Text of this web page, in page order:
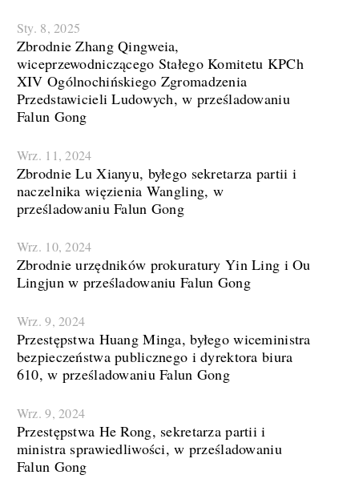
Sty. 8, 2025
Zbrodnie Zhang Qingweia,
wiceprzewodniczącego Stałego Komitetu KPCh
XIV Ogólnochińskiego Zgromadzenia
Przedstawicieli Ludowych, w prześladowaniu
Falun Gong
Wrz. 11, 2024
Zbrodnie Lu Xianyu, byłego sekretarza partii i
naczelnika więzienia Wangling, w
prześladowaniu Falun Gong
Wrz. 10, 2024
Zbrodnie urzędników prokuratury Yin Ling i Ou
Lingjun w prześladowaniu Falun Gong
Wrz. 9, 2024
Przestępstwa Huang Minga, byłego wiceministra
bezpieczeństwa publicznego i dyrektora biura
610, w prześladowaniu Falun Gong
Wrz. 9, 2024
Przestępstwa He Rong, sekretarza partii i
ministra sprawiedliwości, w prześladowaniu
Falun Gong